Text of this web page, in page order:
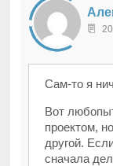
Сам-то я
Вот
проектом,
другой.
сначала